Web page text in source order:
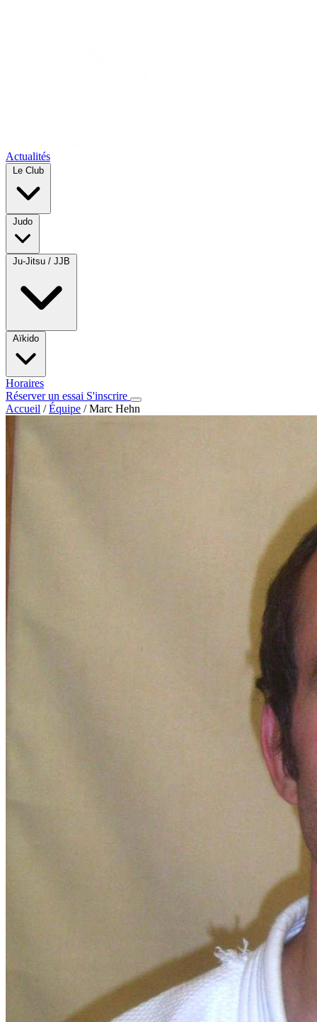
Actualités
Le Club
Judo
Ju-Jitsu / JJB
Aïkido
Horaires
Réserver un essai S'inscrire
Accueil / Équipe / Marc Hehn